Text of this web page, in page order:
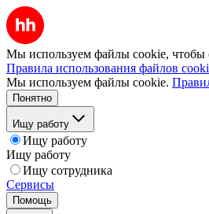
Мы используем файлы cookie, чтобы
Правила использования файлов
Мы используем файлы cookie.
Понятно
Ищу работу
Ищу работу
Ищу работу
Ищу сотрудника
Сервисы
Помощь